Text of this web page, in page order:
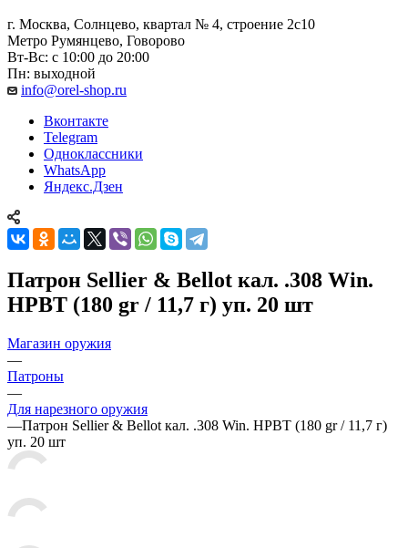
г. Москва, Солнцево, квартал № 4, строение 2с10
Метро Румянцево, Говорово
Вт-Вс: с 10:00 до 20:00
Пн: выходной
info@orel-shop.ru
Вконтакте
Telegram
Одноклассники
WhatsApp
Яндекс.Дзен
Патрон Sellier & Bellot кал. .308 Win.
HPBT (180 gr / 11,7 г) уп. 20 шт
Магазин оружия
—
Патроны
—
Для нарезного оружия
—Патрон Sellier & Bellot кал. .308 Win. HPBT (180 gr / 11,7 г)
уп. 20 шт